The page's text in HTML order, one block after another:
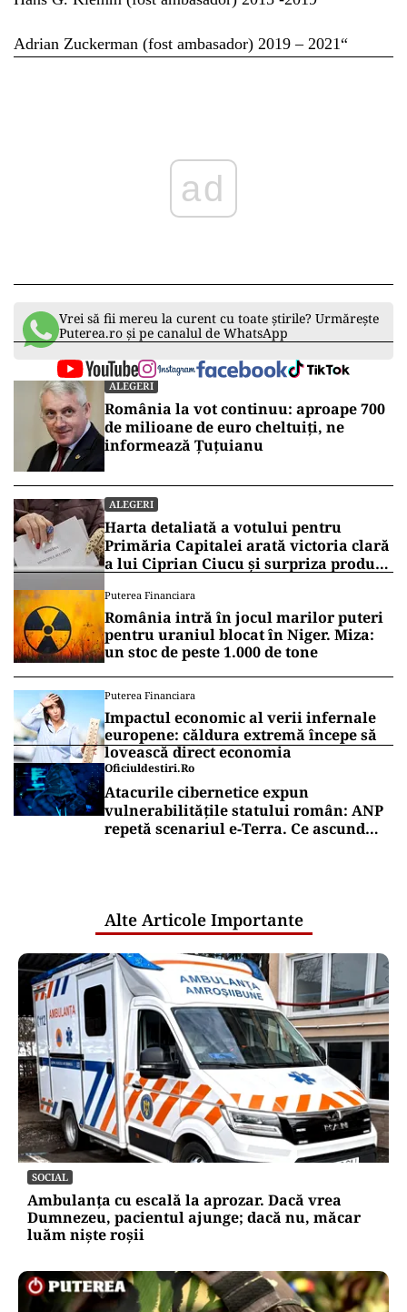
Adrian Zuckerman (fost ambasador) 2019 – 2021“
ad
Vrei să fii mereu la curent cu toate știrile? Urmărește
Puterea.ro și pe canalul de WhatsApp
ALEGERI
România la vot continuu: aproape 700
de milioane de euro cheltuiți, ne
informează Țuțuianu
ALEGERI
Harta detaliată a votului pentru
Primăria Capitalei arată victoria clară
a lui Ciprian Ciucu și surpriza produsă
Puterea Financiara
România intră în jocul marilor puteri
pentru uraniul blocat în Niger. Miza:
un stoc de peste 1.000 de tone
Puterea Financiara
Impactul economic al verii infernale
europene: căldura extremă începe să
lovească direct economia
Oficiuldestiri.ro
Atacurile cibernetice expun
vulnerabilitățile statului român: ANP
repetă scenariul e‑Terra. Ce ascund
Alte Articole Importante
SOCIAL
Ambulanța cu escală la aprozar. Dacă vrea
Dumnezeu, pacientul ajunge; dacă nu, măcar
luăm niște roșii